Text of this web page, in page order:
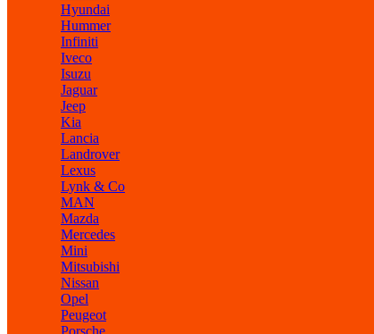
Hyundai
Hummer
Infiniti
Iveco
Isuzu
Jaguar
Jeep
Kia
Lancia
Landrover
Lexus
Lynk & Co
MAN
Mazda
Mercedes
Mini
Mitsubishi
Nissan
Opel
Peugeot
Porsche